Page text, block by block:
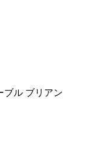
ル ブリアン